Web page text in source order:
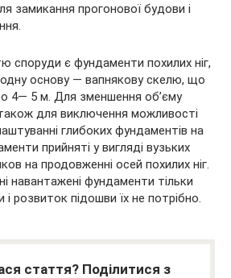
замикання прогонової будови і
споруди є фундаменти похилих ніг,
основу — вапнякову скелю, що
4— 5 м. Для зменшення об’єму
для виключення можливості
глибоких фундаментів на
прийняті у вигляді вузьких
на продовженні осей похилих ніг.
навантажені фундаменти тільки
розвиток підошви їх не потрібно.
стаття? Поділитися з